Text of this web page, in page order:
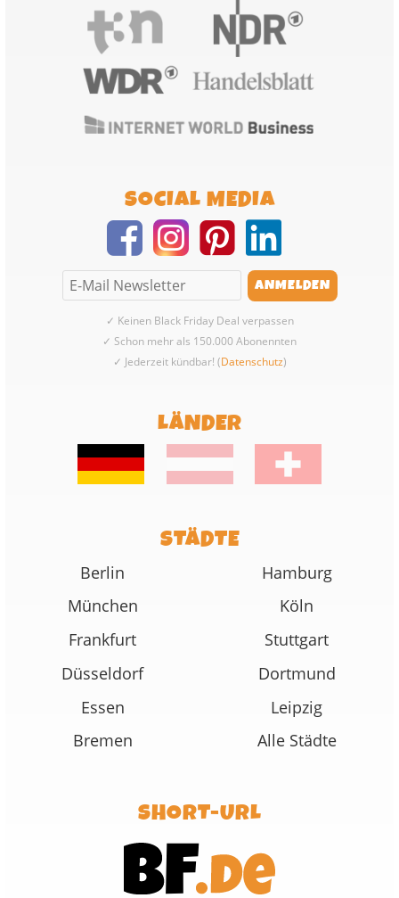
SOCIAL MEDIA
✓ Keinen Black Friday Deal verpassen
✓ Schon mehr als 150.000 Abonennten
✓ Jederzeit kündbar! (Datenschutz)
LÄNDER
STÄDTE
Berlin
Hamburg
München
Köln
Frankfurt
Stuttgart
Düsseldorf
Dortmund
Essen
Leipzig
Bremen
Alle Städte
SHORT-URL